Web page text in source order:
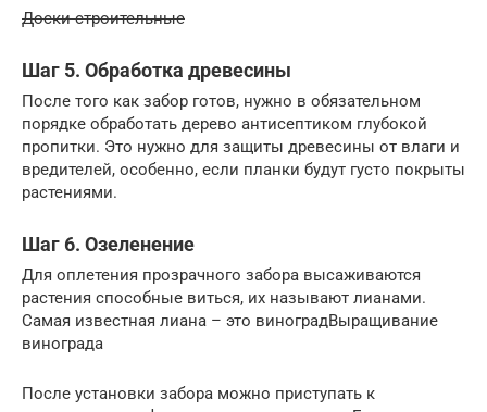
Доски строительные
Шаг 5. Обработка древесины
После того как забор готов, нужно в обязательном
порядке обработать дерево антисептиком глубокой
пропитки. Это нужно для защиты древесины от влаги и
вредителей, особенно, если планки будут густо покрыты
растениями.
Шаг 6. Озеленение
Для оплетения прозрачного забора высаживаются
растения способные виться, их называют лианами.
Самая известная лиана – это виноградВыращивание
винограда
После установки забора можно приступать к